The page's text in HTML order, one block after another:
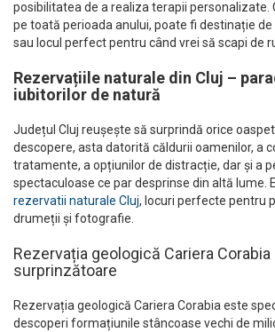
posibilitatea de a realiza terapii personalizate.
pe toată perioada anului, poate fi destinație
sau locul perfect pentru când vrei să scapi de
Rezervațiile naturale din Cluj –
iubitorilor de natură
Județul Cluj reușește să surprindă orice
descopere, asta datorită căldurii oamenilor, a
tratamente, a opțiunilor de distracție, dar și a
spectaculoase ce par desprinse din altă lume.
rezervatii naturale Cluj, locuri perfecte pentru
drumeții și fotografie.
Rezervația geologică Cariera Corabia
surprinzătoare
Rezervația geologică Cariera Corabia este
descoperi formațiunile stâncoase vechi de